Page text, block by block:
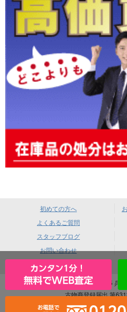
初めての方へ
よくあるご質問
スタッフブログ
お問い合わせ
売買コムズ 〒660-0085 兵
古物商登録届出 第
｜ 酒類販売業免許